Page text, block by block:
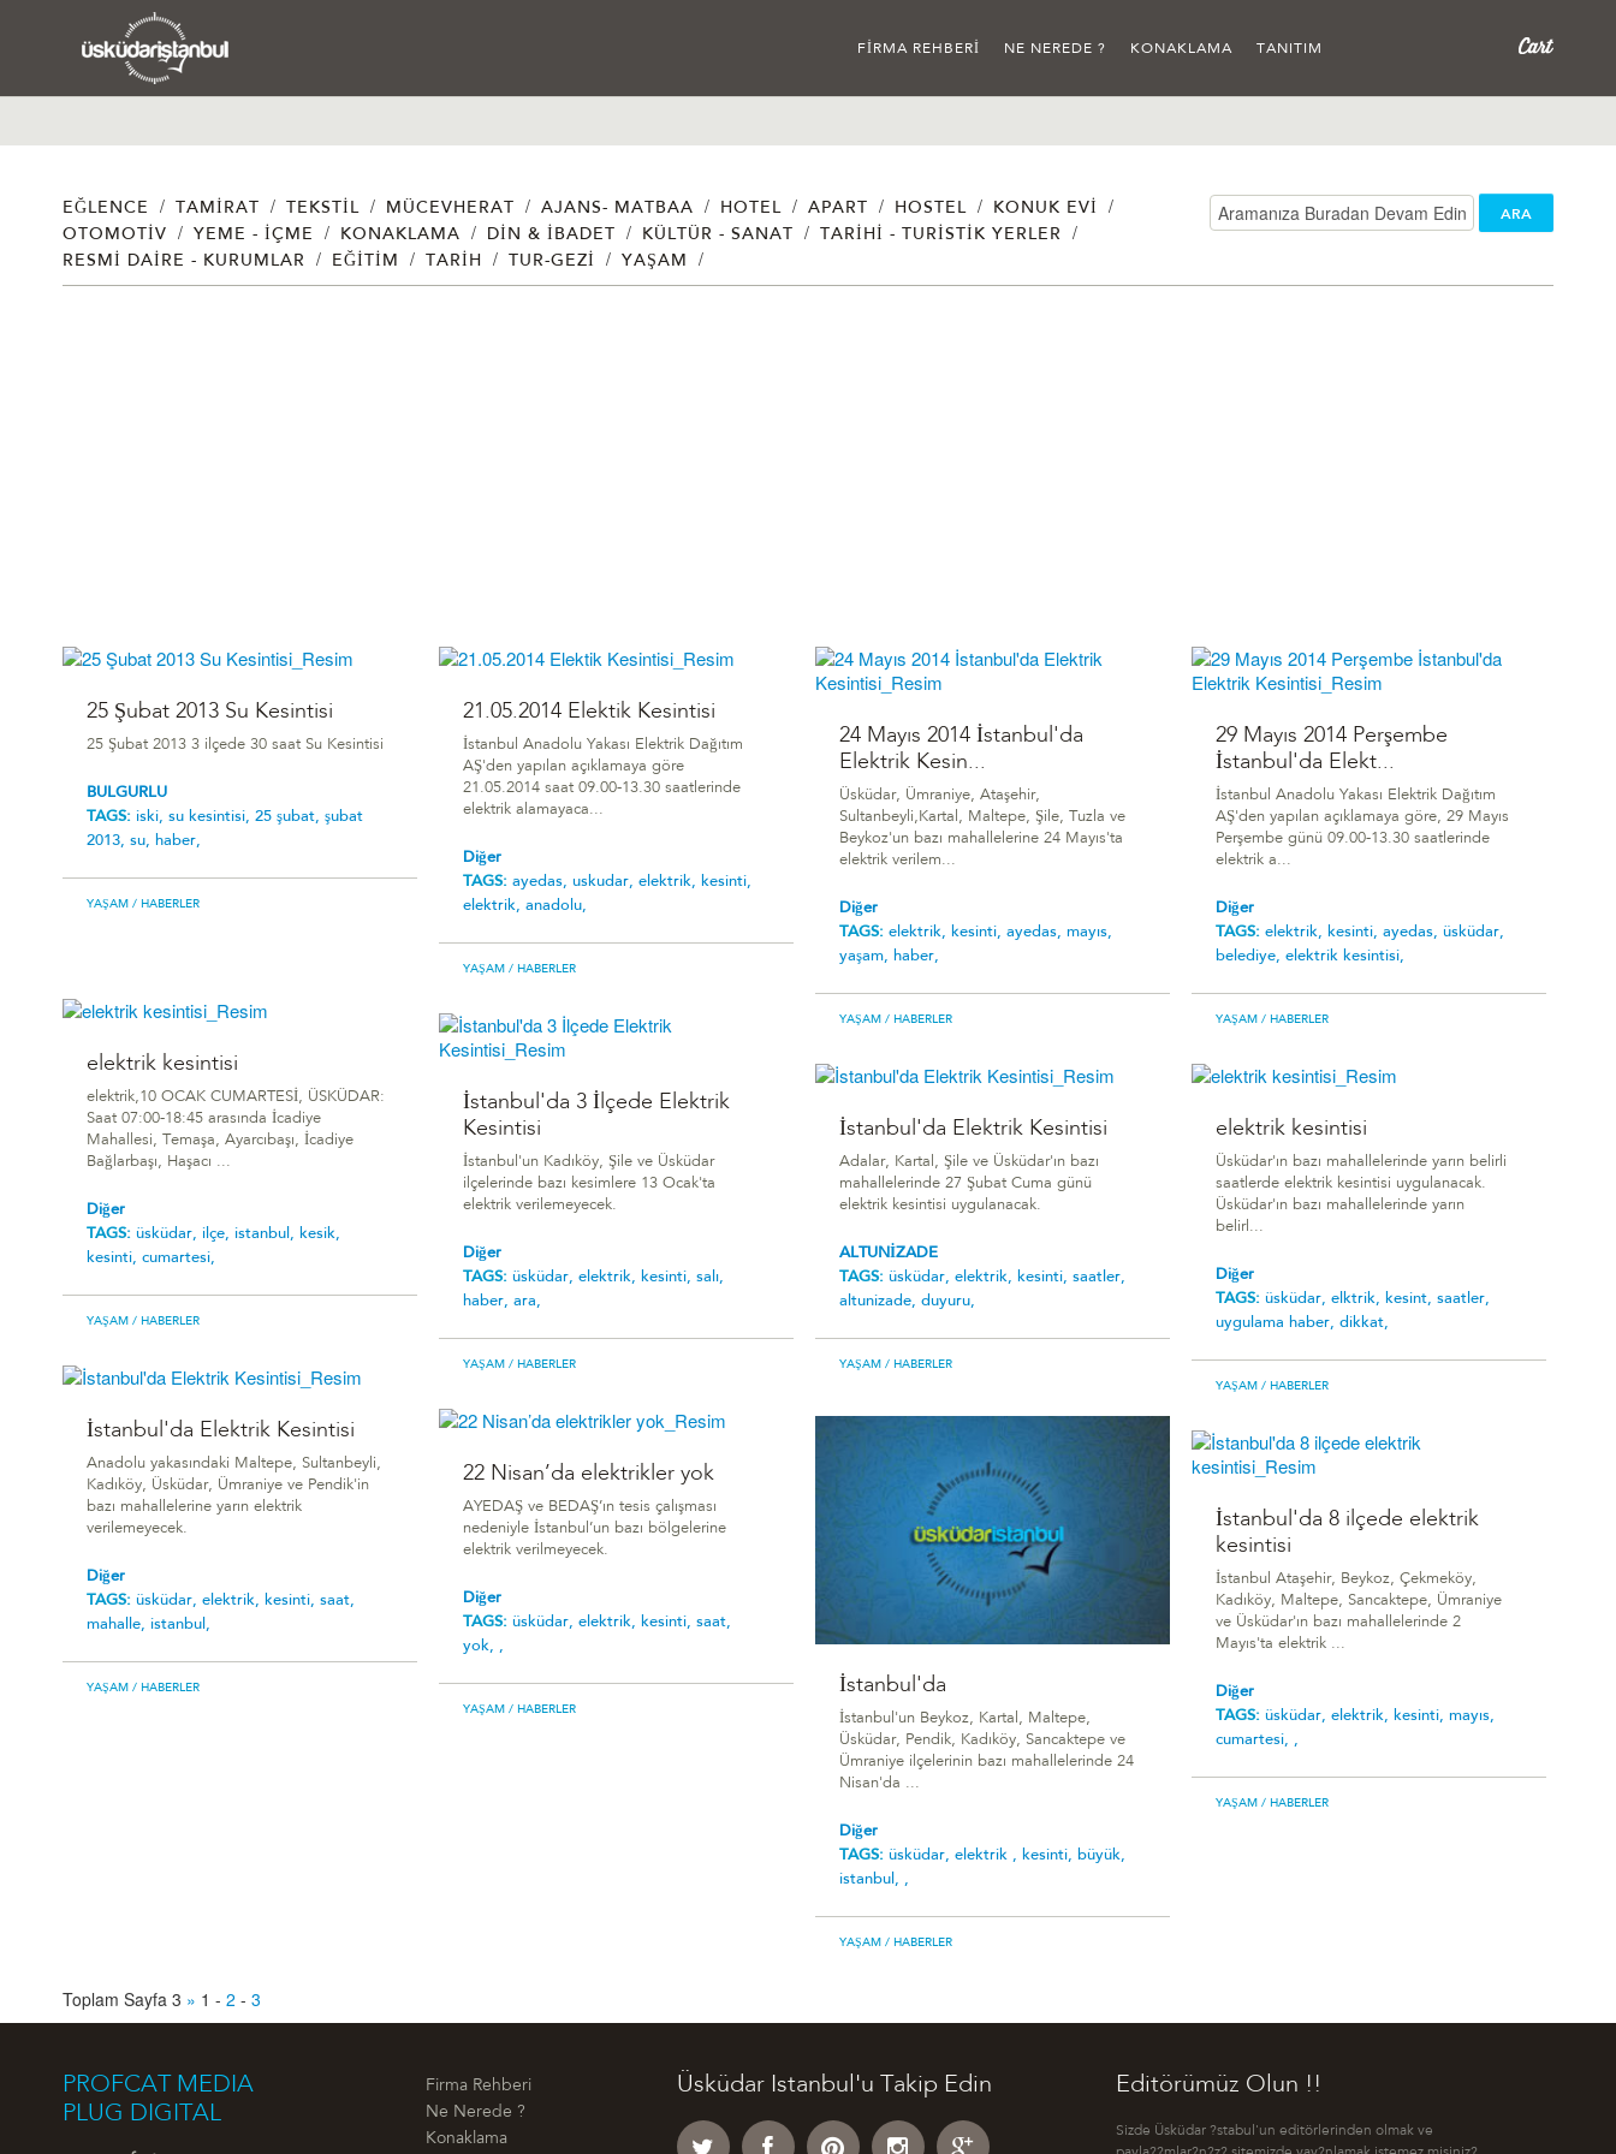
FIRMA REHBERI NE NEREDE ? KONAKLAMA TANITIM
EĞLENCE / TAMIRAT / TEKSTIL / MÜCEVHERAT / AJANS- MATBAA / HOTEL / APART / HOSTEL / KONUK EVI /
OTOMOTIV / YEME - İÇME / KONAKLAMA / DIN & İBADET / KÜLTÜR - SANAT / TARIHI - TURISTIK YERLER /
RESMI DAIRE - KURUMLAR / EĞITIM / TARIH / TUR-GEZI / YAŞAM /
ARA
25 Şubat 2013 Su Kesintisi
25 Şubat 2013 3 ilçede 30 saat Su Kesintisi
BULGURLU
TAGS: iski, su kesintisi, 25 şubat, şubat
2013, su, haber,
YAŞAM / HABERLER
21.05.2014 Elektik Kesintisi
İstanbul Anadolu Yakası Elektrik Dağıtım
AŞ'den yapılan açıklamaya göre
21.05.2014 saat 09.00-13.30 saatlerinde
elektrik alamayaca...
Diğer
TAGS: ayedas, uskudar, elektrik, kesinti,
elektrik, anadolu,
YAŞAM / HABERLER
24 Mayıs 2014 İstanbul'da
Elektrik Kesin...
Üsküdar, Ümraniye, Ataşehir,
Sultanbeyli,Kartal, Maltepe, Şile, Tuzla ve
Beykoz'un bazı mahallelerine 24 Mayıs'ta
elektrik verilem...
Diğer
TAGS: elektrik, kesinti, ayedas, mayıs,
yaşam, haber,
YAŞAM / HABERLER
29 Mayıs 2014 Perşembe
İstanbul'da Elekt...
İstanbul Anadolu Yakası Elektrik Dağıtım
AŞ'den yapılan açıklamaya göre, 29 Mayıs
Perşembe günü 09.00-13.30 saatlerinde
elektrik a...
Diğer
TAGS: elektrik, kesinti, ayedas, üsküdar,
belediye, elektrik kesintisi,
YAŞAM / HABERLER
elektrik kesintisi
elektrik,10 OCAK CUMARTESİ, ÜSKÜDAR:
Saat 07:00-18:45 arasında İcadiye
Mahallesi, Temaşa, Ayarcıbaşı, İcadiye
Bağlarbaşı, Haşacı ...
Diğer
TAGS: üsküdar, ilçe, istanbul, kesik,
kesinti, cumartesi,
YAŞAM / HABERLER
İstanbul'da 3 İlçede Elektrik
Kesintisi
İstanbul'un Kadıköy, Şile ve Üsküdar
ilçelerinde bazı kesimlere 13 Ocak'ta
elektrik verilemeyecek.
Diğer
TAGS: üsküdar, elektrik, kesinti, salı,
haber, ara,
YAŞAM / HABERLER
İstanbul'da Elektrik Kesintisi
Adalar, Kartal, Şile ve Üsküdar'ın bazı
mahallelerinde 27 Şubat Cuma günü
elektrik kesintisi uygulanacak.
ALTUNİZADE
TAGS: üsküdar, elektrik, kesinti, saatler,
altunizade, duyuru,
YAŞAM / HABERLER
elektrik kesintisi
Üsküdar'ın bazı mahallelerinde yarın belirli
saatlerde elektrik kesintisi uygulanacak.
Üsküdar'ın bazı mahallelerinde yarın
belirl...
Diğer
TAGS: üsküdar, elktrik, kesint, saatler,
uygulama haber, dikkat,
YAŞAM / HABERLER
İstanbul'da Elektrik Kesintisi
Anadolu yakasındaki Maltepe, Sultanbeyli,
Kadıköy, Üsküdar, Ümraniye ve Pendik'in
bazı mahallelerine yarın elektrik
verilemeyecek.
Diğer
TAGS: üsküdar, elektrik, kesinti, saat,
mahalle, istanbul,
YAŞAM / HABERLER
22 Nisan’da elektrikler yok
AYEDAŞ ve BEDAŞ’ın tesis çalışması
nedeniyle İstanbul’un bazı bölgelerine
elektrik verilmeyecek.
Diğer
TAGS: üsküdar, elektrik, kesinti, saat,
yok, ,
YAŞAM / HABERLER
İstanbul'da
İstanbul'un Beykoz, Kartal, Maltepe,
Üsküdar, Pendik, Kadıköy, Sancaktepe ve
Ümraniye ilçelerinin bazı mahallelerinde 24
Nisan'da ...
Diğer
TAGS: üsküdar, elektrik , kesinti, büyük,
istanbul, ,
YAŞAM / HABERLER
İstanbul'da 8 ilçede elektrik
kesintisi
İstanbul Ataşehir, Beykoz, Çekmeköy,
Kadıköy, Maltepe, Sancaktepe, Ümraniye
ve Üsküdar'ın bazı mahallelerinde 2
Mayıs'ta elektrik ...
Diğer
TAGS: üsküdar, elektrik, kesinti, mayıs,
cumartesi, ,
YAŞAM / HABERLER
Toplam Sayfa 3 » 1 - 2 - 3
PROFCAT MEDIA
PLUG DIGITAL
Firma Rehberi
Ne Nerede ?
Konaklama
Üsküdar Istanbul'u Takip Edin Editörümüz Olun !!
Sizde Üsküdar ?stabul'un editörlerinden olmak ve